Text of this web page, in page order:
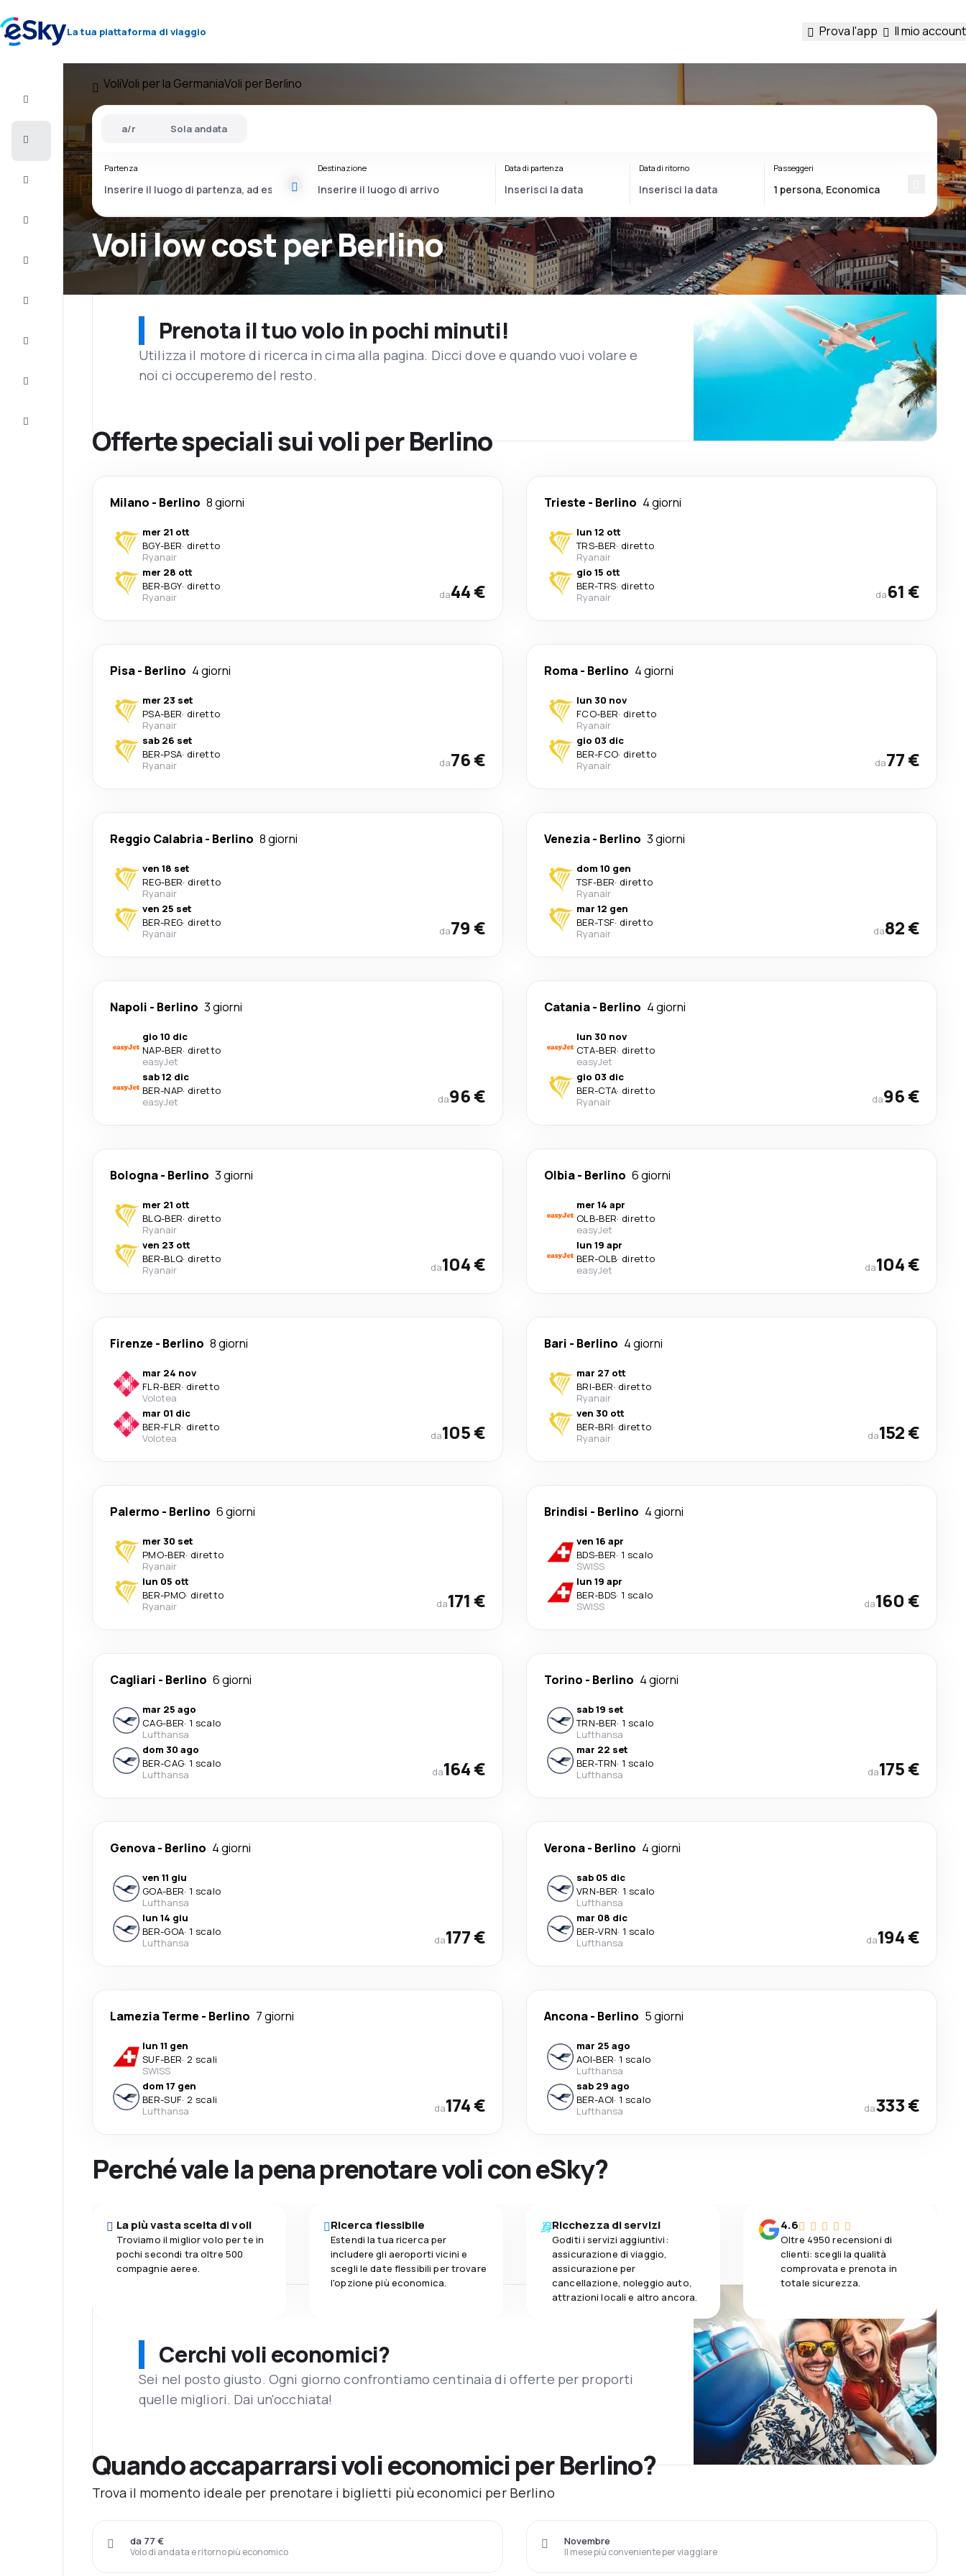
La tua piattaforma di viaggio Prova l'app Il mio account
Pernottamenti
VoliVoli per la GermaniaVoli per Berlino
Voli low cost per Berlino
a/r Sola andata
Partenza Destinazione Data di partenza Data di ritorno Passeggeri
Prenota il tuo volo in pochi minuti!
Utilizza il motore di ricerca in cima alla pagina. Dicci dove e quando vuoi volare e
noi ci occuperemo del resto.
Offerte speciali sui voli per Berlino
Milano - Berlino 8 giorni
mer 21 ott
BGY-BER· diretto
Ryanair
mer 28 ott
BER-BGY· diretto
Ryanair
da44 €
Trieste - Berlino 4 giorni
lun 12 ott
TRS-BER· diretto
Ryanair
gio 15 ott
BER-TRS· diretto
Ryanair
da61 €
Pisa- Berlino 4 giorni
mer 23 set
PSA-BER· diretto
Ryanair
sab 26 set
BER-PSA· diretto
Ryanair
da76 €
Roma- Berlino 4 giorni
lun 30 nov
FCO-BER· diretto
Ryanair
gio 03 dic
BER-FCO· diretto
Ryanair
da77 €
Reggio Calabria- Berlino 8 giorni
ven 18 set
REG-BER· diretto
Ryanair
ven 25 set
BER-REG· diretto
Ryanair
da79 €
Venezia- Berlino 3 giorni
dom 10 gen
TSF-BER· diretto
Ryanair
mar 12 gen
BER-TSF· diretto
Ryanair
da82 €
Napoli - Berlino 3 giorni
gio 10 dic
NAP-BER· diretto
easyJet
sab 12 dic
BER-NAP· diretto
easyJet
da96 €
Catania- Berlino 4 giorni
lun 30 nov
CTA-BER· diretto
easyJet
gio 03 dic
BER-CTA· diretto
Ryanair
da96 €
Bologna- Berlino 3 giorni
mer 21 ott
BLQ-BER· diretto
Ryanair
ven 23 ott
BER-BLQ· diretto
Ryanair
da104 €
Olbia- Berlino 6 giorni
mer 14 apr
OLB-BER· diretto
easyJet
lun 19 apr
BER-OLB· diretto
easyJet
da104 €
Firenze - Berlino 8 giorni
mar 24 nov
FLR-BER· diretto
Volotea
mar 01 dic
BER-FLR· diretto
Volotea
da105 €
Bari - Berlino 4 giorni
mar 27 ott
BRI-BER· diretto
Ryanair
ven 30 ott
BER-BRI· diretto
Ryanair
da152 €
Palermo - Berlino 6 giorni
mer 30 set
PMO-BER· diretto
Ryanair
lun 05 ott
BER-PMO· diretto
Ryanair
da171 €
Brindisi - Berlino 4 giorni
ven 16 apr
BDS-BER· 1 scalo
SWISS
lun 19 apr
BER-BDS· 1 scalo
SWISS
da160 €
Cagliari - Berlino 6 giorni
mar 25 ago
CAG-BER· 1 scalo
Lufthansa
dom 30 ago
BER-CAG· 1 scalo
Lufthansa
da164 €
Torino - Berlino 4 giorni
sab 19 set
TRN-BER· 1 scalo
Lufthansa
mar 22 set
BER-TRN· 1 scalo
Lufthansa
da175 €
Genova- Berlino 4 giorni
ven 11 giu
GOA-BER· 1 scalo
Lufthansa
lun 14 giu
BER-GOA· 1 scalo
Lufthansa
da177 €
Verona- Berlino 4 giorni
sab 05 dic
VRN-BER· 1 scalo
Lufthansa
mar 08 dic
BER-VRN· 1 scalo
Lufthansa
da194 €
Lamezia Terme - Berlino 7 giorni
lun 11 gen
SUF-BER· 2 scali
SWISS
dom 17 gen
BER-SUF· 2 scali
Lufthansa
da174 €
Ancona- Berlino 5 giorni
mar 25 ago
AOI-BER· 1 scalo
Lufthansa
sab 29 ago
BER-AOI· 1 scalo
Lufthansa
da333 €
Perché vale la pena prenotare voli con eSky?
La più vasta scelta di voli
Troviamo il miglior volo per te in
pochi secondi tra oltre 500
compagnie aeree.
Ricerca flessibile
Estendi la tua ricerca per
includere gli aeroporti vicini e
scegli le date flessibili per trovare
l'opzione più economica.
Ricchezza di servizi
Goditi i servizi aggiuntivi:
assicurazione di viaggio,
assicurazione per
cancellazione, noleggio auto,
attrazioni locali e altro ancora.
4.6
Oltre 4950 recensioni di
clienti: scegli la qualità
comprovata e prenota in
totale sicurezza.
Cerchi voli economici?
Sei nel posto giusto. Ogni giorno confrontiamo centinaia di offerte per proporti
quelle migliori. Dai un'occhiata!
Quando accaparrarsi voli economici per Berlino?
Trova il momento ideale per prenotare i biglietti più economici per Berlino
Volo di andata e ritorno più economico
da 77 €
Il mese più conveniente per viaggiare
Novembre